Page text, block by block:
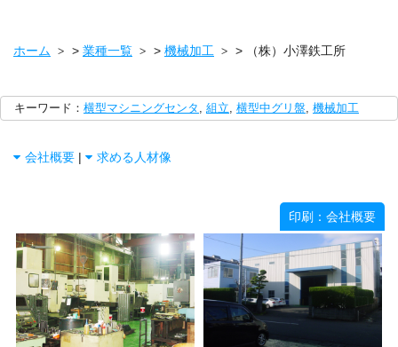
ホーム > 業種一覧 > 機械加工 > （株）小澤鉄工所
キーワード： 横型マシニングセンタ , 組立, 横型中グリ盤, 機械加工
会社概要 | 求める人材像
印刷：会社概要